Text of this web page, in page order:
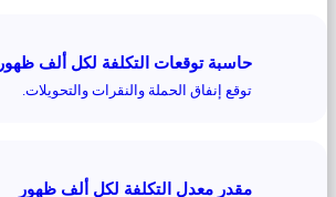
حاسبة توقعات التكلفة لكل ألف ظهور
توقع إنفاق الحملة والنقرات والتحويلات.
مقدر معدل التكلفة لكل ألف ظهور